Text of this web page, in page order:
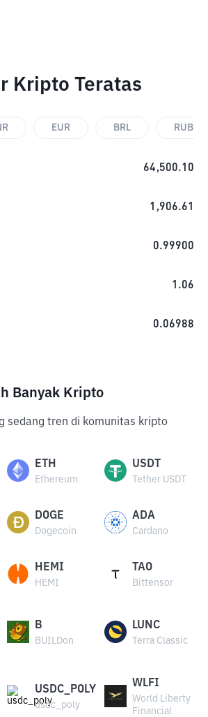
Kripto Teratas
EUR BRL RUB
64,500.10
1,906.61
0.99900
1.06
0.06988
Banyak Kripto
sedang tren di komunitas kripto
ETH
Ethereum
USDT
Tether USDT
DOGE
Dogecoin
ADA
Cardano
HEMI
HEMI
TAO
Bittensor
B
BUILDon
LUNC
Terra Classic
USDC_POLY
usdc_poly
WLFI
World Liberty
Financial